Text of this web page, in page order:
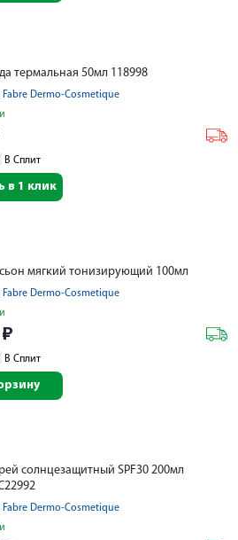
термальная 50мл 118998
Fabre Dermo-Cosmetique
В Сплит
в 1 клик
мягкий тонизирующий 100мл
Fabre Dermo-Cosmetique
₽
В Сплит
солнцезащитный SPF30 200мл
Fabre Dermo-Cosmetique